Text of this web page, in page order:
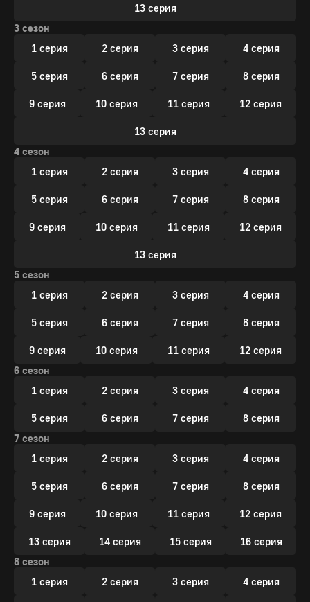
13 серия
3 сезон
1 серия
2 серия 3 серия 4 серия
5 серия 6 серия 7 серия 8 серия
9 серия 10 серия 11 серия 12 серия
13 серия
4 сезон
1 серия
2 серия 3 серия 4 серия
5 серия 6 серия 7 серия 8 серия
9 серия 10 серия 11 серия 12 серия
13 серия
5 сезон
1 серия
2 серия 3 серия 4 серия
5 серия 6 серия 7 серия 8 серия
9 серия 10 серия 11 серия
12 серия
6 сезон
1 серия
2 серия 3 серия 4 серия
5 серия 6 серия 7 серия
8 серия
7 сезон
1 серия
2 серия 3 серия 4 серия
5 серия 6 серия 7 серия 8 серия
9 серия 10 серия 11 серия 12 серия
13 серия 14 серия 15 серия
16 серия
8 сезон
1 серия
2 серия 3 серия 4 серия